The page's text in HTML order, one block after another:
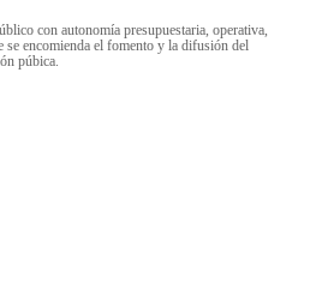
con autonomía presupuestaria, operativa,
se encomienda el fomento y la difusión del
púbica.